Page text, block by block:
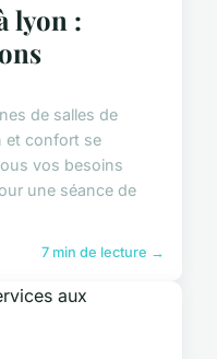
lyon :
de salles de
et confort se
vos besoins
une séance de
7 min de lecture →